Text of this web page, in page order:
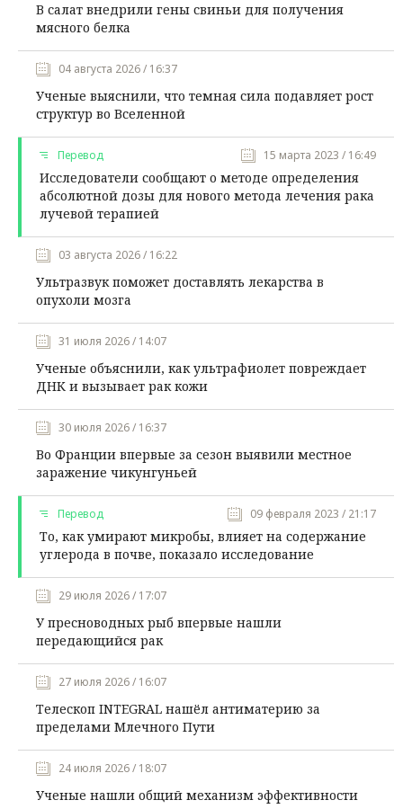
В салат внедрили гены свиньи для получения
мясного белка
04 августа 2026 / 16:37
Ученые выяснили, что темная сила подавляет рост
структур во Вселенной
Перевод 15 марта 2023 / 16:49
Исследователи сообщают о методе определения
абсолютной дозы для нового метода лечения рака
лучевой терапией
03 августа 2026 / 16:22
Ультразвук поможет доставлять лекарства в
опухоли мозга
31 июля 2026 / 14:07
Ученые объяснили, как ультрафиолет повреждает
ДНК и вызывает рак кожи
30 июля 2026 / 16:37
Во Франции впервые за сезон выявили местное
заражение чикунгуньей
Перевод 09 февраля 2023 / 21:17
То, как умирают микробы, влияет на содержание
углерода в почве, показало исследование
29 июля 2026 / 17:07
У пресноводных рыб впервые нашли
передающийся рак
27 июля 2026 / 16:07
Телескоп INTEGRAL нашёл антиматерию за
пределами Млечного Пути
24 июля 2026 / 18:07
Ученые нашли общий механизм эффективности